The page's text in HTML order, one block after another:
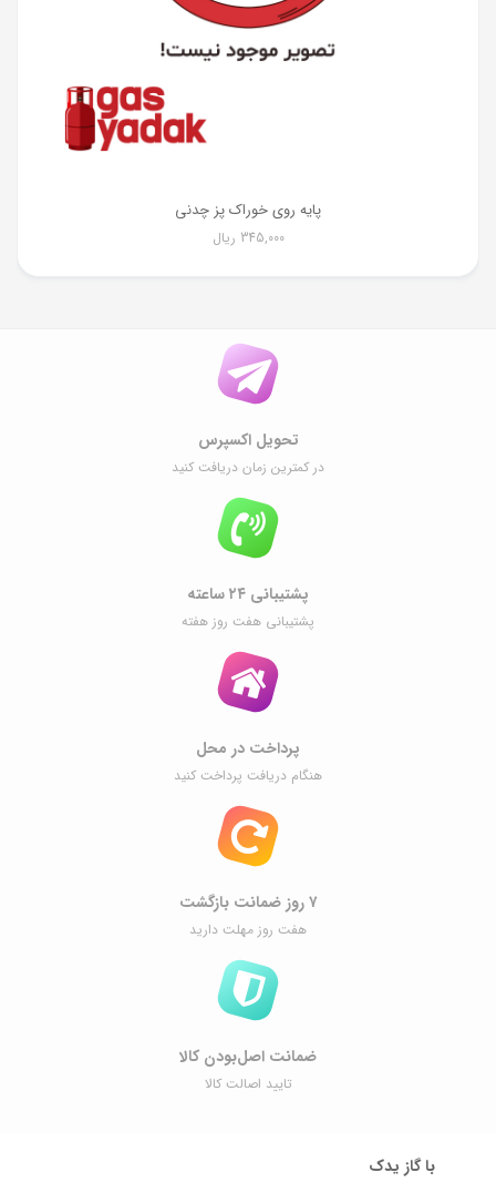
پایه روی خوراک پز چدنی
345,000 ریال
تحویل اکسپرس
در کمترین زمان دریافت کنید
پشتیبانی ۲۴ ساعته
پشتیبانی هفت روز هفته
پرداخت در محل
هنگام دریافت پرداخت کنید
۷ روز ضمانت بازگشت
هفت روز مهلت دارید
ضمانت اصل‌بودن کالا
تایید اصالت کالا
با گاز یدک